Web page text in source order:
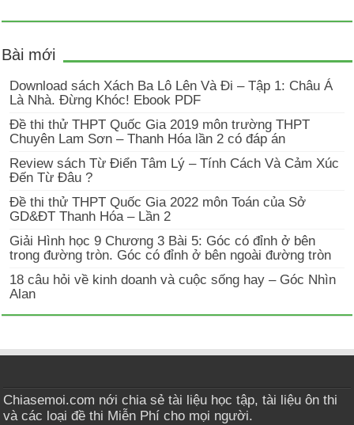
Bài mới
Download sách Xách Ba Lô Lên Và Đi – Tập 1: Châu Á
Là Nhà. Đừng Khóc! Ebook PDF
Đề thi thử THPT Quốc Gia 2019 môn trường THPT
Chuyên Lam Sơn – Thanh Hóa lần 2 có đáp án
Review sách Từ Điển Tâm Lý – Tính Cách Và Cảm Xúc
Đến Từ Đâu ?
Đề thi thử THPT Quốc Gia 2022 môn Toán của Sở
GD&ĐT Thanh Hóa – Lần 2
Giải Hình học 9 Chương 3 Bài 5: Góc có đỉnh ở bên
trong đường tròn. Góc có đỉnh ở bên ngoài đường tròn
18 câu hỏi về kinh doanh và cuộc sống hay – Góc Nhìn
Alan
Chiasemoi.com nới chia sẻ tài liệu học tập, tài liệu ôn thi
và các loại đề thi Miễn Phí cho mọi người.